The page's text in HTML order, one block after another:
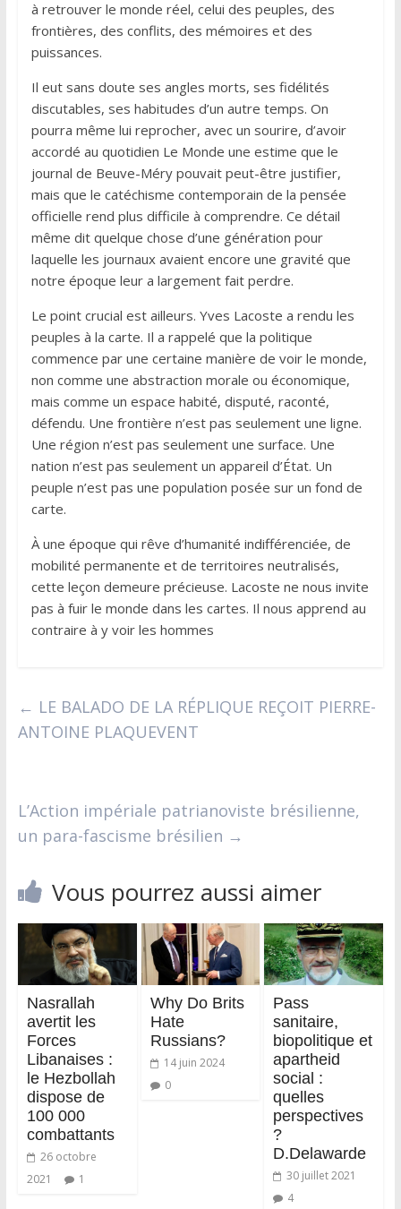
à retrouver le monde réel, celui des peuples, des
frontières, des conflits, des mémoires et des
puissances.
Il eut sans doute ses angles morts, ses fidélités
discutables, ses habitudes d’un autre temps. On
pourra même lui reprocher, avec un sourire, d’avoir
accordé au quotidien Le Monde une estime que le
journal de Beuve-Méry pouvait peut-être justifier,
mais que le catéchisme contemporain de la pensée
officielle rend plus difficile à comprendre. Ce détail
même dit quelque chose d’une génération pour
laquelle les journaux avaient encore une gravité que
notre époque leur a largement fait perdre.
Le point crucial est ailleurs. Yves Lacoste a rendu les
peuples à la carte. Il a rappelé que la politique
commence par une certaine manière de voir le monde,
non comme une abstraction morale ou économique,
mais comme un espace habité, disputé, raconté,
défendu. Une frontière n’est pas seulement une ligne.
Une région n’est pas seulement une surface. Une
nation n’est pas seulement un appareil d’État. Un
peuple n’est pas une population posée sur un fond de
carte.
À une époque qui rêve d’humanité indifférenciée, de
mobilité permanente et de territoires neutralisés,
cette leçon demeure précieuse. Lacoste ne nous invite
pas à fuir le monde dans les cartes. Il nous apprend au
contraire à y voir les hommes
← LE BALADO DE LA RÉPLIQUE REÇOIT PIERRE-
ANTOINE PLAQUEVENT
L’Action impériale patrianoviste brésilienne,
un para-fascisme brésilien →
Vous pourrez aussi aimer
Nasrallah
avertit les
Forces
Libanaises :
le Hezbollah
dispose de
100 000
combattants
26 octobre
2021
1
Why Do Brits
Hate
Russians?
14 juin 2024
0
Pass
sanitaire,
biopolitique et
apartheid
social :
quelles
perspectives
?
D.Delawarde
30 juillet 2021
4